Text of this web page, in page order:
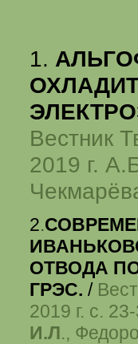
1.
Вестник
2019 г.
2.
ОТВОДА
ГРЭС. /
2019 г. с.
И.Л.,